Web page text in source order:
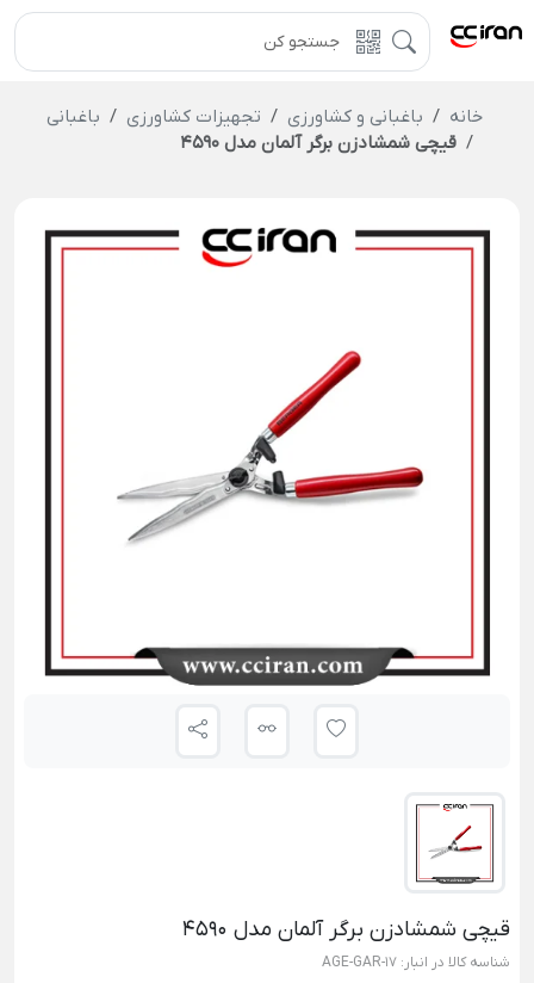
خانه باغبانی و کشاورزی تجهیزات کشاورزی
باغبانی
قیچی شمشادزن برگر آلمان مدل 4590
قیچی شمشادزن برگر آلمان مدل 4590
شناسه کالا در انبار: AGE-GAR-17